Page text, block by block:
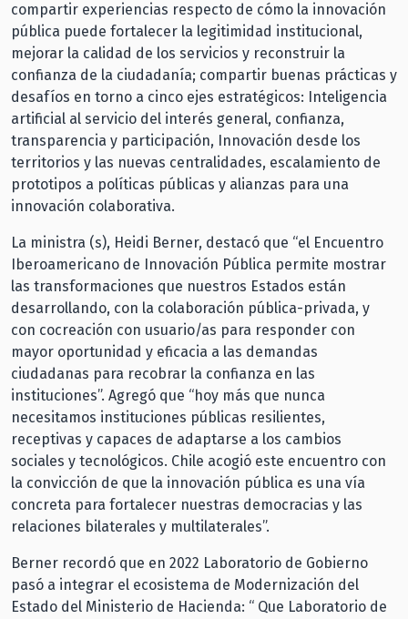
compartir experiencias respecto de cómo la innovación
pública puede fortalecer la legitimidad institucional,
mejorar la calidad de los servicios y reconstruir la
confianza de la ciudadanía; compartir buenas prácticas y
desafíos en torno a cinco ejes estratégicos: Inteligencia
artificial al servicio del interés general, confianza,
transparencia y participación, Innovación desde los
territorios y las nuevas centralidades, escalamiento de
prototipos a políticas públicas y alianzas para una
innovación colaborativa.
La ministra (s), Heidi Berner, destacó que “el Encuentro
Iberoamericano de Innovación Pública permite mostrar
las transformaciones que nuestros Estados están
desarrollando, con la colaboración pública-privada, y
con cocreación con usuario/as para responder con
mayor oportunidad y eficacia a las demandas
ciudadanas para recobrar la confianza en las
instituciones”. Agregó que “hoy más que nunca
necesitamos instituciones públicas resilientes,
receptivas y capaces de adaptarse a los cambios
sociales y tecnológicos. Chile acogió este encuentro con
la convicción de que la innovación pública es una vía
concreta para fortalecer nuestras democracias y las
relaciones bilaterales y multilaterales”.
Berner recordó que en 2022 Laboratorio de Gobierno
pasó a integrar el ecosistema de Modernización del
Estado del Ministerio de Hacienda: “ Que Laboratorio de